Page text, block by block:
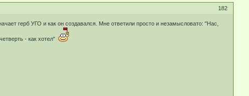
182
герб УГО и как он создавался. Мне ответили просто и незамысловато: "Нас,
- как хотел"